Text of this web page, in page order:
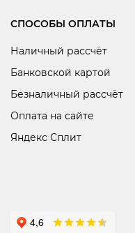
СПОСОБЫ ОПЛАТЫ
Наличный рассчёт
Банковской картой
Безналичный рассчёт
Оплата на сайте
Яндекс Сплит